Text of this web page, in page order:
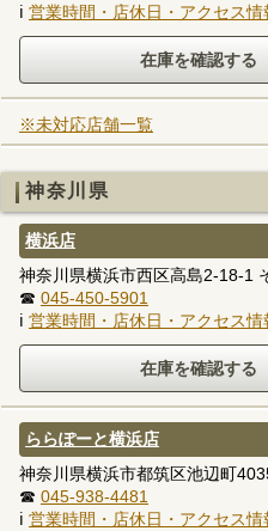
ℹ 営業時間・店休日・アクセス情
※未対応店舗一覧
神奈川県
横浜店
神奈川県横浜市西区高島2-18-1
☎ 045-450-5901
ℹ 営業時間・店休日・アクセス情
ららぽーと横浜店
神奈川県横浜市都筑区池辺町
☎ 045-938-4481
ℹ 営業時間・店休日・アクセス情